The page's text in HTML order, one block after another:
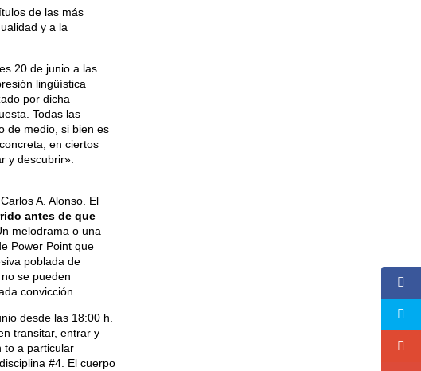
de las más
y a la
20 de junio a las
lingüística
por dicha
Todas las
de medio, si bien es
en ciertos
y descubrir».
A. Alonso. El
antes de que
melodrama o una
Power Point que
poblada de
se pueden
convicción.
desde las 18:00 h.
transitar, entrar y
to a particular
#4. El cuerpo